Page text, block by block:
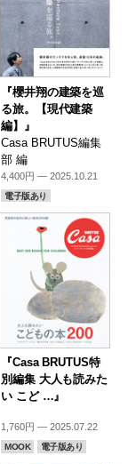
『櫻井翔の建築を巡
る旅。【現代建築
編】』
Casa BRUTUS編集
部 編
4,400円 — 2025.10.21
電子版あり
『Casa BRUTUS特
別編集 大人も読みた
い こど …』
1,760円 — 2025.07.22
MOOK 電子版あり